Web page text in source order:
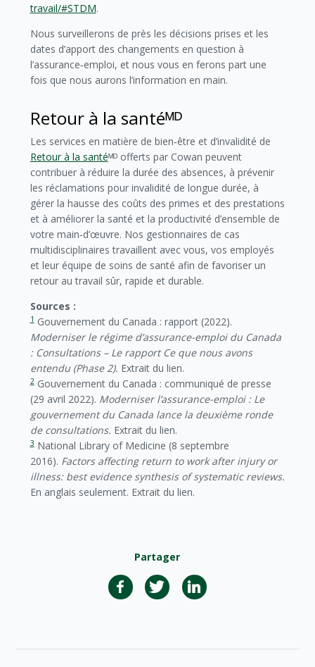
travail/#STDM.
Nous surveillerons de près les décisions prises et les
dates d’apport des changements en question à
l’assurance‑emploi, et nous vous en ferons part une
fois que nous aurons l’information en main.
Retour à la santéᴹᴰ
Les services en matière de bien‑être et d’invalidité de
Retour à la santéᴹᴰ offerts par Cowan peuvent
contribuer à réduire la durée des absences, à prévenir
les réclamations pour invalidité de longue durée, à
gérer la hausse des coûts des primes et des prestations
et à améliorer la santé et la productivité d’ensemble de
votre main‑d’œuvre. Nos gestionnaires de cas
multidisciplinaires travaillent avec vous, vos employés
et leur équipe de soins de santé afin de favoriser un
retour au travail sûr, rapide et durable.
Sources :
1Gouvernement du Canada : rapport (2022).
Moderniser le régime d’assurance-emploi du Canada
: Consultations – Le rapport Ce que nous avons
entendu (Phase 2). Extrait du lien.
2Gouvernement du Canada : communiqué de presse
(29 avril 2022). Moderniser l’assurance-emploi : Le
gouvernement du Canada lance la deuxième ronde
de consultations. Extrait du lien.
3National Library of Medicine (8 septembre
2016). Factors affecting return to work after injury or
illness: best evidence synthesis of systematic reviews.
En anglais seulement. Extrait du lien.
Partager